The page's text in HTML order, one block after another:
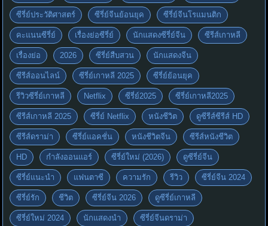
ซีรี่ย์ประวัติศาสตร์ ซีรี่ย์จีนย้อนยุค ซีรี่ย์จีนโรแมนติก
คะแนนซีรี่ย์ เรื่องย่อซีรี่ย์ นักแสดงซีรี่ย์จีน ซีรีส์เกาหลี
เรื่องย่อ 2026 ซีรี่ย์สืบสวน นักแสดงจีน
ซีรีส์ออนไลน์ ซีรี่ย์เกาหลี 2025 ซีรี่ย์ย้อนยุค
รีวิวซีรี่ย์เกาหลี Netflix ซีรี่ย์2025 ซีรี่ย์เกาหลี2025
ซีรีส์เกาหลี 2025 ซีรี่ย์ Netflix หนังชีวิต ดูซีรีส์ซีรีส์ HD
ซีรีส์ดราม่า ซีรี่ย์แอคชั่น หนังชีวิตจีน ซีรีส์หนังชีวิต
HD กำลังออนแอร์ ซีรี่ย์ใหม่ (2026) ดูซีรี่ย์จีน
ซีรี่ย์แนะนำ แฟนตาซี ความรัก รีวิว ซีรี่ย์จีน 2024
ซีรี่ย์รัก ชีวิต ซีรี่ย์จีน 2026 ดูซีรี่ย์เกาหลี
ซีรี่ย์ใหม่ 2024 นักแสดงนำ ซีรี่ย์จีนดราม่า